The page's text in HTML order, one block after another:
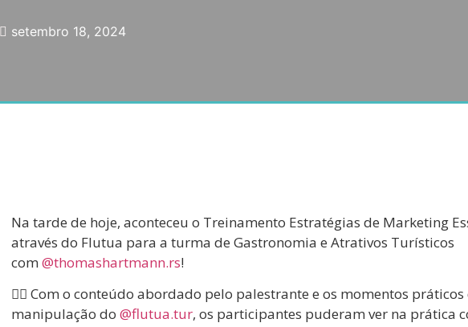
setembro 18, 2024
Na tarde de hoje, aconteceu o Treinamento Estratégias de Marketing
através do Flutua para a turma de Gastronomia e Atrativos Turísticos
com @thomashartmann.rs!
👉🏻 Com o conteúdo abordado pelo palestrante e os momentos práticos
manipulação do @flutua.tur, os participantes puderam ver na prática